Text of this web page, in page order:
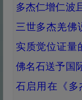
多杰仁增仁波
三世多杰羌佛
实质觉位证量
佛名石送予国
石启用在《